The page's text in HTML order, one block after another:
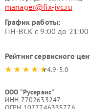
manager@fix-jvc.ru
График работы:
ПН-ВСК с 9:00 до
Рейтинг сервисного
4.9-5.0
ООО "Русервис"
ИНН 7702633247